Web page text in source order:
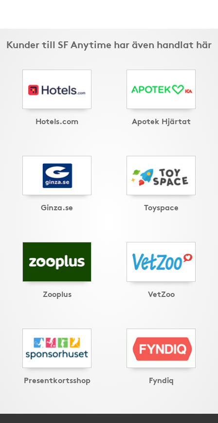
Kunder till SF Anytime har även handlat här
Hotels.com Apotek Hjärtat
Ginza.se Toyspace
Zooplus VetZoo
Presentkortsshop Fyndiq